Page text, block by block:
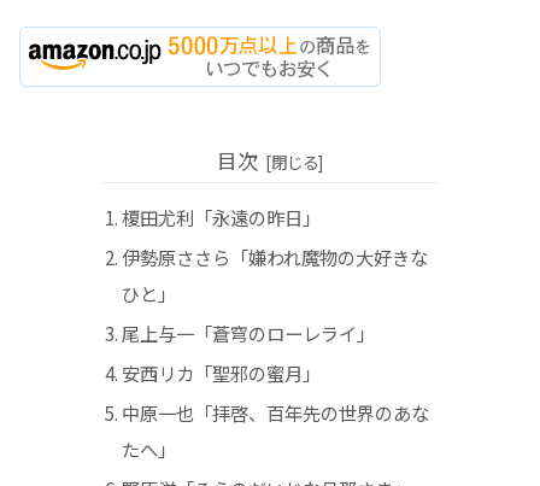
目次
榎田尤利「永遠の昨日」
伊勢原ささら「嫌われ魔物の大好きな
ひと」
尾上与一「蒼穹のローレライ」
安西リカ「聖邪の蜜月」
中原一也「拝啓、百年先の世界のあな
たへ」